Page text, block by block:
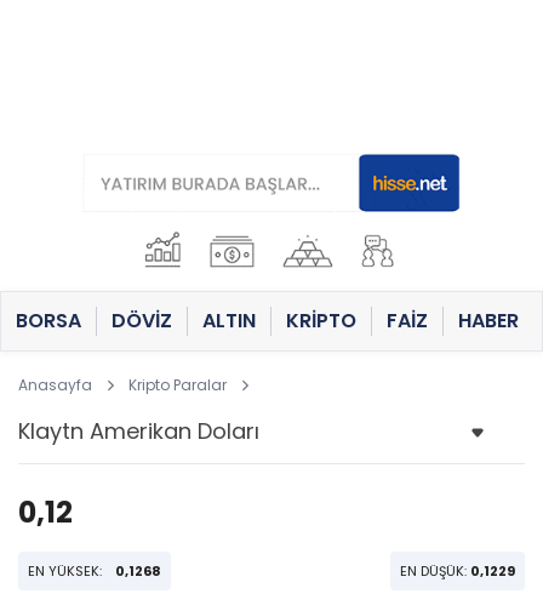
BORSA DÖVİZ ALTIN KRİPTO FAİZ HABER
Anasayfa Kripto Paralar
0,12
EN YÜKSEK: 0,1268 EN DÜŞÜK: 0,1229